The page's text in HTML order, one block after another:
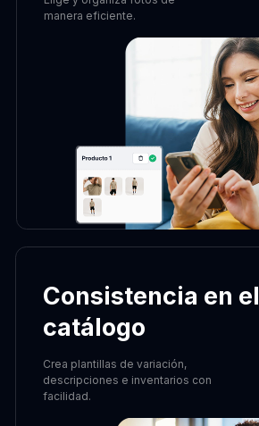
manera eficiente.
Crea plantillas de variación,
descripciones e inventarios con
facilidad.
Consistencia en el
catálogo